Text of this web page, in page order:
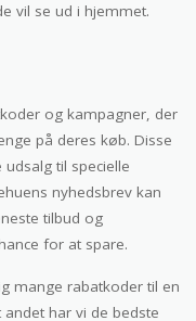
vil se ud i hjemmet.
og kampagner, der
på deres køb. Disse
til specielle
nyhedsbrev kan
tilbud og
for at spare.
mange rabatkoder til en
har vi de bedste